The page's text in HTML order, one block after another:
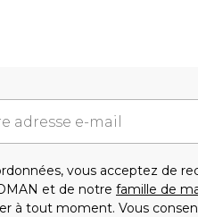
vous acceptez de
et de notre famille de
à tout moment. Vous